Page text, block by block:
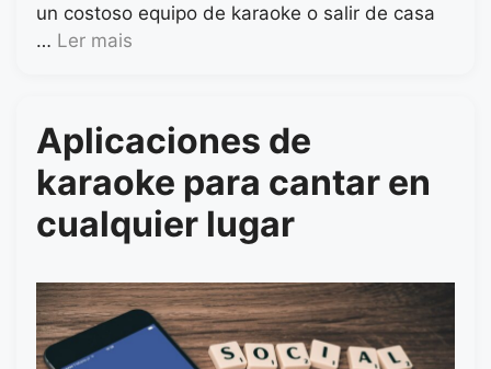
un costoso equipo de karaoke o salir de casa
… Ler mais
Aplicaciones de
karaoke para cantar en
cualquier lugar